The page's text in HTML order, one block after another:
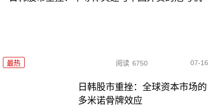
最热 阅读 6750 07-16
日韩股市重挫：全球资本市场的
多米诺骨牌效应